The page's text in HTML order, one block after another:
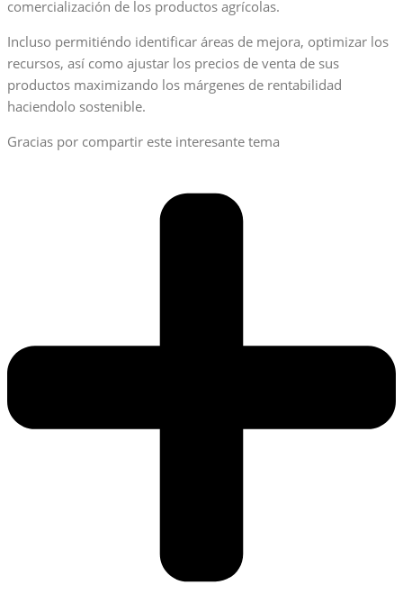
comercialización de los productos agrícolas.
Incluso permitiéndo identificar áreas de mejora, optimizar los
recursos, así como ajustar los precios de venta de sus
productos maximizando los márgenes de rentabilidad
haciendolo sostenible.
Gracias por compartir este interesante tema